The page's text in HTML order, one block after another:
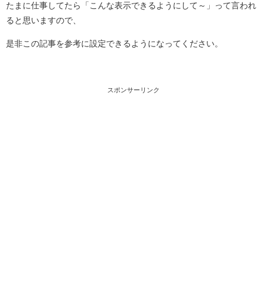
たまに仕事してたら「こんな表示できるようにして～」って言われ
ると思いますので、
是非この記事を参考に設定できるようになってください。
スポンサーリンク